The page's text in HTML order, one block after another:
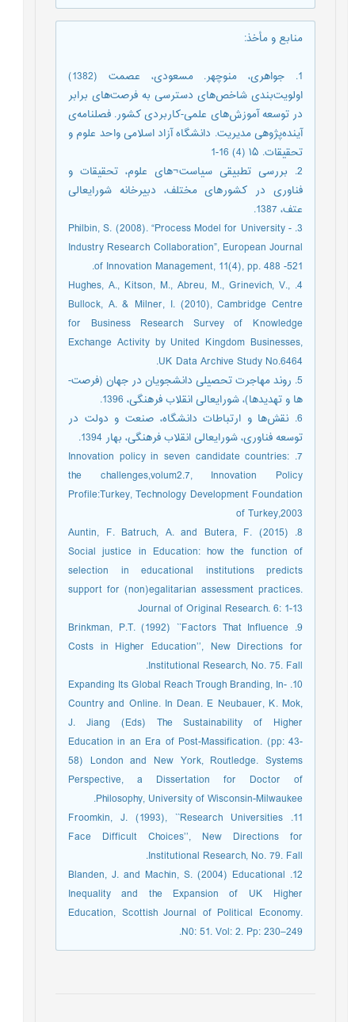
منابع و مأخذ:
1. جواهری، منوچهر. مسعودی، عصمت (1382)
اولویت‌بندی شاخص‌های دسترسی به فرصت‌های برابر
در توسعه آموزش‌های علمی-کاربردی کشور. فصلنامه‌ی
آینده‌پژوهی مدیریت. دانشگاه آزاد اسلامی واحد علوم و
تحقیقات. ۱۵ (4) 16-1
2. بررسی تطبیقی سیاست¬های علوم، تحقیقات و
فناوری در کشورهای مختلف، دبیرخانه شورایعالی
عتف، 1387.
3. Philbin, S. (2008). “Process Model for University -
Industry Research Collaboration”, European Journal
of Innovation Management, 11(4), pp. 488 -521.
4. Hughes, A., Kitson, M., Abreu, M., Grinevich, V.,
Bullock, A. & Milner, I. (2010), Cambridge Centre
for Business Research Survey of Knowledge
Exchange Activity by United Kingdom Businesses,
UK Data Archive Study No.6464.
5. روند مهاجرت تحصیلی دانشجویان در جهان (فرصت-
ها و تهدیدها)، شورایعالی انقلاب فرهنگی، 1396.
6. نقش‌ها و ارتباطات دانشگاه، صنعت و دولت در
توسعه فناوری، شورایعالی انقلاب فرهنگی، بهار 1394.
7. Innovation policy in seven candidate countries:
the challenges,volum2.7, Innovation Policy
Profile:Turkey, Technology Development Foundation
of Turkey,2003
8. Auntin, F. Batruch, A. and Butera, F. (2015)
Social justice in Education: how the function of
selection in educational institutions predicts
support for (non)egalitarian assessment practices.
Journal of Original Research. 6: 1-13
9. Brinkman, P.T. (1992) ``Factors That Influence
Costs in Higher Education’’, New Directions for
Institutional Research, No. 75. Fall.
10. Expanding Its Global Reach Trough Branding, In-
Country and Online. In Dean. E Neubauer, K. Mok,
J. Jiang (Eds) The Sustainability of Higher
Education in an Era of Post-Massification. (pp: 43-
58) London and New York, Routledge. Systems
Perspective, a Dissertation for Doctor of
Philosophy, University of Wisconsin-Milwaukee.
11. Froomkin, J. (1993), ``Research Universities
Face Difficult Choices’’, New Directions for
Institutional Research, No. 79. Fall.
12. Blanden, J. and Machin, S. (2004) Educational
Inequality and the Expansion of UK Higher
Education, Scottish Journal of Political Economy.
N0: 51. Vol: 2. Pp: 230–249.